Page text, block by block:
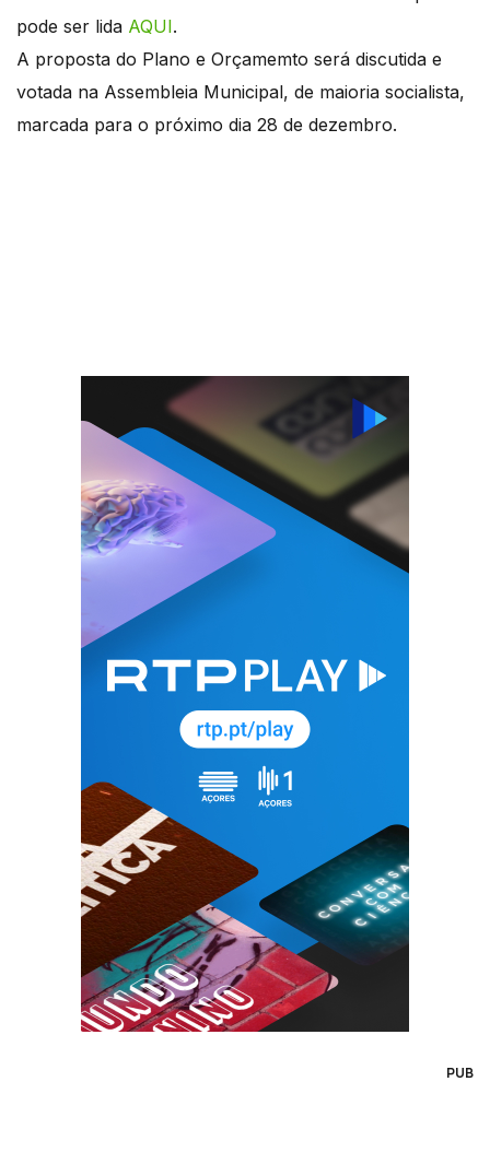
pode ser lida AQUI.
A proposta do Plano e Orçamemto será discutida e
votada na Assembleia Municipal, de maioria socialista,
marcada para o próximo dia 28 de dezembro.
PUB